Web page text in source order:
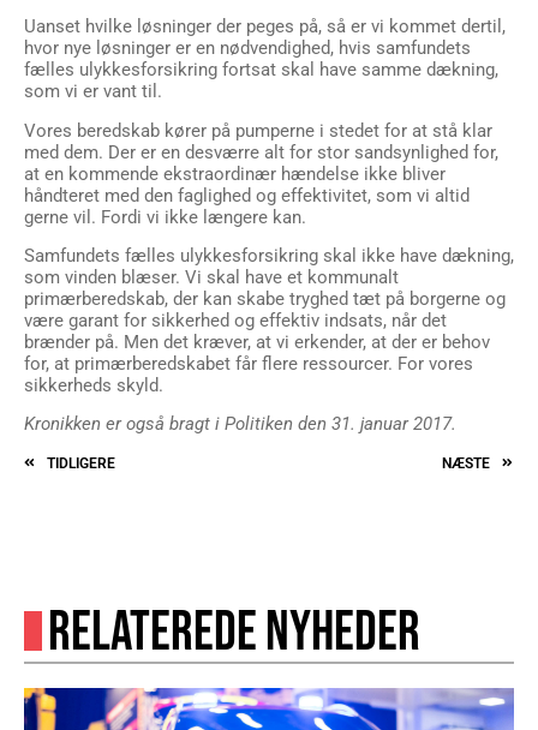
Uanset hvilke løsninger der peges på, så er vi kommet dertil,
hvor nye løsninger er en nødvendighed, hvis samfundets
fælles ulykkesforsikring fortsat skal have samme dækning,
som vi er vant til.
Vores beredskab kører på pumperne i stedet for at stå klar
med dem. Der er en desværre alt for stor sandsynlighed for,
at en kommende ekstraordinær hændelse ikke bliver
håndteret med den faglighed og effektivitet, som vi altid
gerne vil. Fordi vi ikke længere kan.
Samfundets fælles ulykkesforsikring skal ikke have dækning,
som vinden blæser. Vi skal have et kommunalt
primærberedskab, der kan skabe tryghed tæt på borgerne og
være garant for sikkerhed og effektiv indsats, når det
brænder på. Men det kræver, at vi erkender, at der er behov
for, at primærberedskabet får flere ressourcer. For vores
sikkerheds skyld.
Kronikken er også bragt i Politiken den 31. januar 2017.
TIDLIGERE NÆSTE
RELATEREDE NYHEDER